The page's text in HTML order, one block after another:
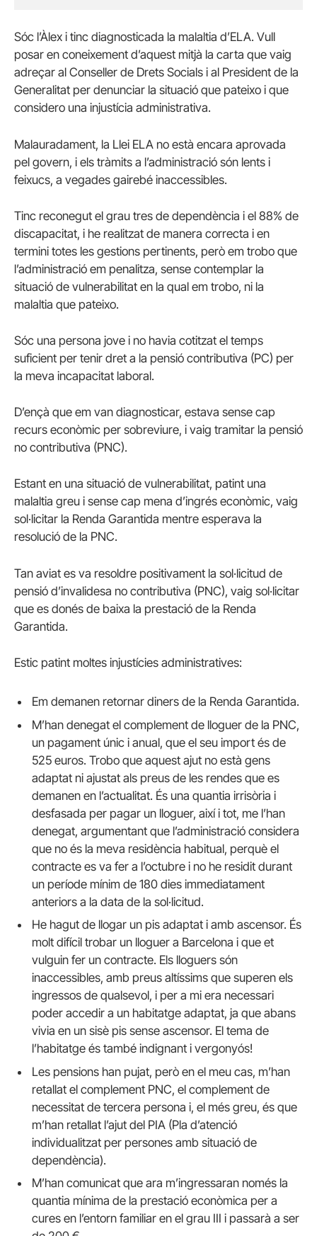
Sóc l’Àlex i tinc diagnosticada la malaltia d’ELA. Vull
posar en coneixement d’aquest mitjà la carta que vaig
adreçar al Conseller de Drets Socials i al President de la
Generalitat per denunciar la situació que pateixo i que
considero una injustícia administrativa.
Malauradament, la Llei ELA no està encara aprovada
pel govern, i els tràmits a l’administració són lents i
feixucs, a vegades gairebé inaccessibles.
Tinc reconegut el grau tres de dependència i el 88% de
discapacitat, i he realitzat de manera correcta i en
termini totes les gestions pertinents, però em trobo que
l’administració em penalitza, sense contemplar la
situació de vulnerabilitat en la qual em trobo, ni la
malaltia que pateixo.
Sóc una persona jove i no havia cotitzat el temps
suficient per tenir dret a la pensió contributiva (PC) per
la meva incapacitat laboral.
D’ençà que em van diagnosticar, estava sense cap
recurs econòmic per sobreviure, i vaig tramitar la pensió
no contributiva (PNC).
Estant en una situació de vulnerabilitat, patint una
malaltia greu i sense cap mena d’ingrés econòmic, vaig
sol·licitar la Renda Garantida mentre esperava la
resolució de la PNC.
Tan aviat es va resoldre positivament la sol·licitud de
pensió d’invalidesa no contributiva (PNC), vaig sol·licitar
que es donés de baixa la prestació de la Renda
Garantida.
Estic patint moltes injustícies administratives:
Em demanen retornar diners de la Renda Garantida.
M’han denegat el complement de lloguer de la PNC,
un pagament únic i anual, que el seu import és de
525 euros. Trobo que aquest ajut no està gens
adaptat ni ajustat als preus de les rendes que es
demanen en l’actualitat. És una quantia irrisòria i
desfasada per pagar un lloguer, així i tot, me l’han
denegat, argumentant que l’administració considera
que no és la meva residència habitual, perquè el
contracte es va fer a l’octubre i no he residit durant
un període mínim de 180 dies immediatament
anteriors a la data de la sol·licitud.
He hagut de llogar un pis adaptat i amb ascensor. És
molt difícil trobar un lloguer a Barcelona i que et
vulguin fer un contracte. Els lloguers són
inaccessibles, amb preus altíssims que superen els
ingressos de qualsevol, i per a mi era necessari
poder accedir a un habitatge adaptat, ja que abans
vivia en un sisè pis sense ascensor. El tema de
l’habitatge és també indignant i vergonyós!
Les pensions han pujat, però en el meu cas, m’han
retallat el complement PNC, el complement de
necessitat de tercera persona i, el més greu, és que
m’han retallat l’ajut del PIA (Pla d’atenció
individualitzat per persones amb situació de
dependència).
M’han comunicat que ara m’ingressaran només la
quantia mínima de la prestació econòmica per a
cures en l’entorn familiar en el grau III i passarà a ser